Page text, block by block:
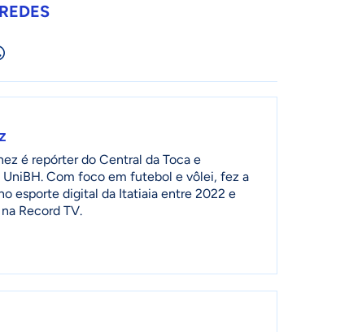
é repórter do Central da Toca e
Com foco em futebol e vôlei, fez a
esporte digital da Itatiaia entre 2022 e
Record TV.